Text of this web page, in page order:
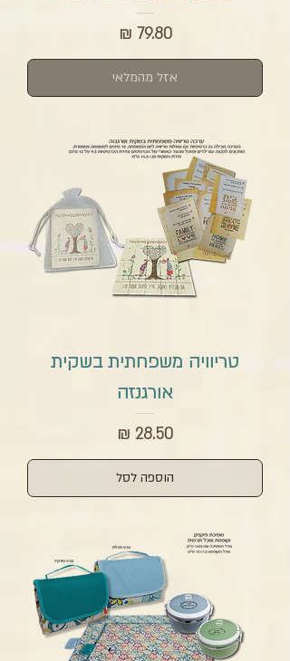
מחיר‏79.80 ‏₪
אזל מהמלאי
טריוויה משפחתית בשקית
אורגנזה
מחיר
הוספה לסל